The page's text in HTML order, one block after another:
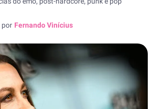
por Fernando Vinícius